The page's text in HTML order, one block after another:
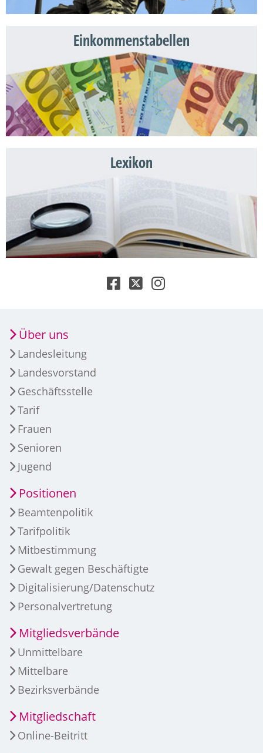
Einkommenstabellen
Lexikon
Über uns
Landesleitung
Landesvorstand
Geschäftsstelle
Tarif
Frauen
Senioren
Jugend
Positionen
Beamtenpolitik
Tarifpolitik
Mitbestimmung
Gewalt gegen Beschäftigte
Digitalisierung/Datenschutz
Personalvertretung
Mitgliedsverbände
Unmittelbare
Mittelbare
Bezirksverbände
Mitgliedschaft
Online-Beitritt